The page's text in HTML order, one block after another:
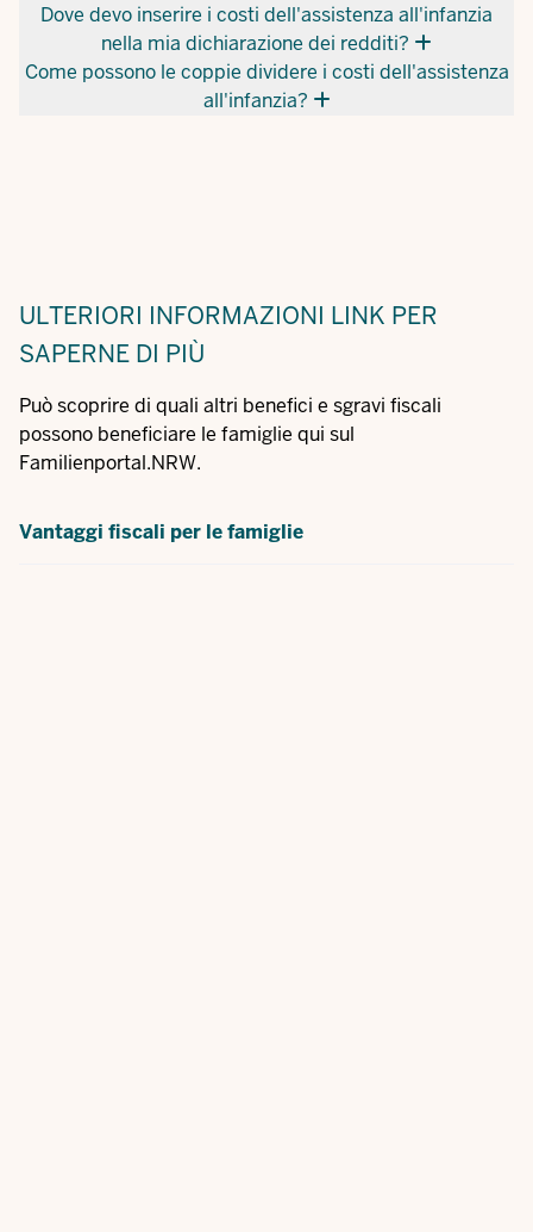
Dove devo inserire i costi dell'assistenza all'infanzia
nella mia dichiarazione dei redditi?
Come possono le coppie dividere i costi dell'assistenza
all'infanzia?
ULTERIORI INFORMAZIONI LINK PER
SAPERNE DI PIÙ
Può scoprire di quali altri benefici e sgravi fiscali
possono beneficiare le famiglie qui sul
Familienportal.NRW.
Vantaggi fiscali per le famiglie